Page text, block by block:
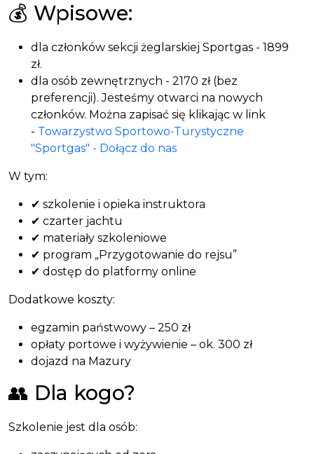
💰 Wpisowe:
dla członków sekcji żeglarskiej Sportgas - 1899
zł.
dla osób zewnętrznych - 2170 zł (bez
preferencji). Jesteśmy otwarci na nowych
członków. Można zapisać się klikając w link
- Towarzystwo Sportowo-Turystyczne
"Sportgas" - Dołącz do nas
W tym:
✔ szkolenie i opieka instruktora
✔ czarter jachtu
✔ materiały szkoleniowe
✔ program „Przygotowanie do rejsu”
✔ dostęp do platformy online
Dodatkowe koszty:
egzamin państwowy – 250 zł
opłaty portowe i wyżywienie – ok. 300 zł
dojazd na Mazury
👥 Dla kogo?
Szkolenie jest dla osób: